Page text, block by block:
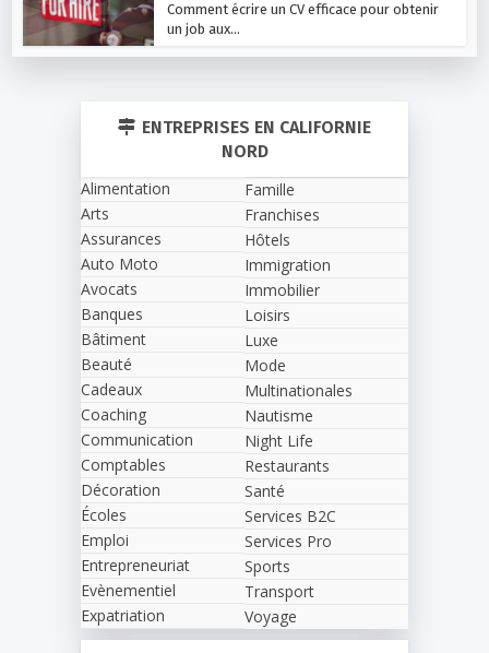
Comment écrire un CV efficace pour obtenir
un job aux...
ENTREPRISES EN CALIFORNIE
NORD
Alimentation
Arts
Assurances
Auto Moto
Avocats
Banques
Bâtiment
Beauté
Cadeaux
Coaching
Communication
Comptables
Décoration
Écoles
Emploi
Entrepreneuriat
Evènementiel
Expatriation
Famille
Franchises
Hôtels
Immigration
Immobilier
Loisirs
Luxe
Mode
Multinationales
Nautisme
Night Life
Restaurants
Santé
Services B2C
Services Pro
Sports
Transport
Voyage